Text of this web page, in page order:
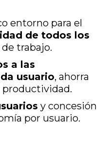
entorno para el
de todos los
trabajo.
a las
usuario, ahorra
productividad.
y concesión
por usuario.